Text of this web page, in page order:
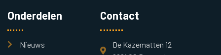
Onderdelen
Nieuws
Contact
De Kazematten 12